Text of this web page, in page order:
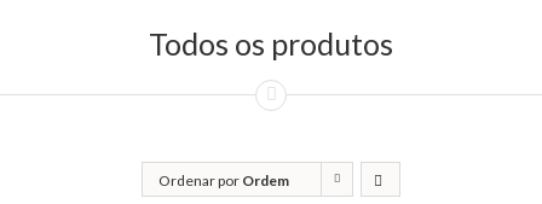
Todos os produtos
Ordenar por Ordem